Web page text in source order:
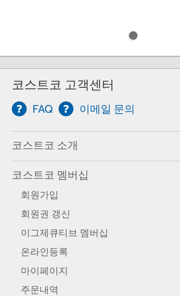
코스트코 고객센터
FAQ 이메일 문의
코스트코 소개
코스트코 멤버십
회원가입
회원권 갱신
이그제큐티브 멤버십
온라인등록
마이페이지
주문내역